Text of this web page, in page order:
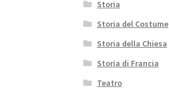
Storia
Storia del Costume
Storia della Chiesa
Storia di Francia
Teatro